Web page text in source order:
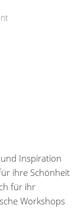
Inspiration
ihre Schönheit
für ihr
Workshops